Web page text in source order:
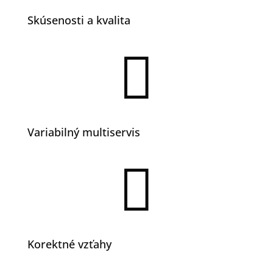
Skúsenosti a kvalita

Variabilný multiservis

Korektné vzťahy